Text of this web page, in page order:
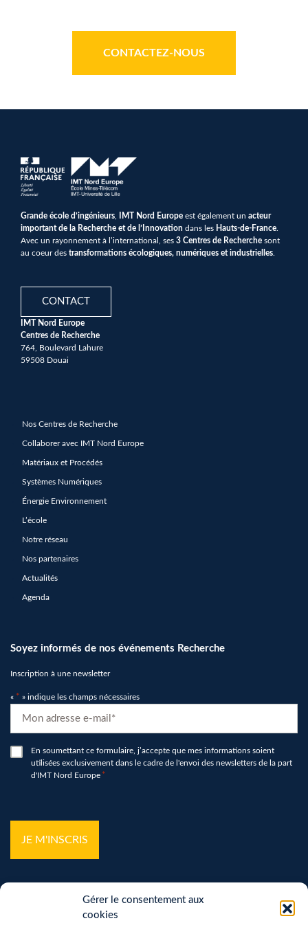
Gérer le consentement aux
cookies
CONTACTEZ-NOUS
Grande école d’ingénieurs IMT Nord Europe est également un acteur
important de la Recherche et de l’Innovation dans les Hauts-de-France
Avec un rayonnement à l’international, ses 3 Centres de Recherche sont
au coeur des transformations écologiques, numériques et industrielles
CONTACT
IMT Nord Europe
Centres de Recherche
764, Boulevard Lahure
59508 Douai
Nos Centres de Recherche
Collaborer avec IMT Nord Europe
Matériaux et Procédés
Systèmes Numériques
Énergie Environnement
L’école
Notre réseau
Nos partenaires
Actualités
Agenda
Soyez informés de nos événements Recherche
Inscription à une newsletter
« * » indique les champs nécessaires
*
RGPDEn soumettant ce formulaire, j’accepte que mes informations soient
utilisées exclusivement dans le cadre de l'envoi des newsletters de la part
d'IMT Nord Europe *